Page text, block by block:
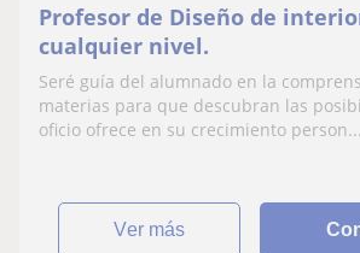
Profesor de Diseño de
cualquier nivel.
Seré guía del alumnado en la
materias para que descubran las
oficio ofrece en su crecimiento person...
ver más